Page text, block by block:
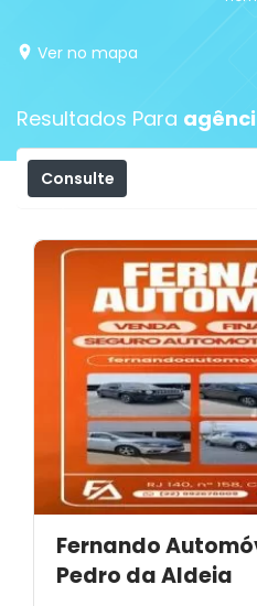
Ver no mapa
Resultados Para
Consulte
Fernando
Pedro da Aldeia